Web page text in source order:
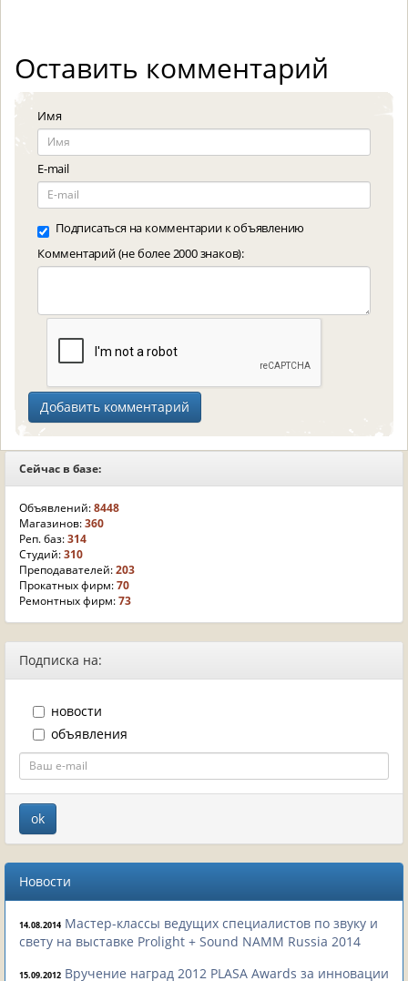
Оставить комментарий
Имя
E-mail
Подписаться на комментарии к объявлению
Комментарий (не более 2000 знаков):
Сейчас в базе:
Объявлений:8448
Магазинов:360
Реп. баз:314
Студий:310
Преподавателей:203
Прокатных фирм:70
Ремонтных фирм:73
Подписка на:
новости
объявления
Новости
14.08.2014 Мастер-классы ведущих специалистов по звуку и
свету на выставке Prolight + Sound NAMM Russia 2014
15.09.2012 Вручение наград 2012 PLASA Awards за инновации